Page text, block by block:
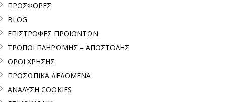
ΠΡΟΣΦΟΡΕΣ
BLOG
ΕΠΙΣΤΡΟΦΕΣ ΠΡΟΪΟΝΤΩΝ
ΤΡΟΠΟΙ ΠΛΗΡΩΜΗΣ – ΑΠΟΣΤΟΛΗΣ
ΟΡΟΙ ΧΡΗΣΗΣ
ΠΡΟΣΩΠΙΚΑ ΔΕΔΟΜΕΝΑ
ΑΝΑΛΥΣΗ COOKIES